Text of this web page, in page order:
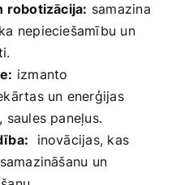
robotizācija: samazina‍
nepieciešamību un
izmanto
un enerģijas
saules paneļus.
​ inovācijas, kas
un‍